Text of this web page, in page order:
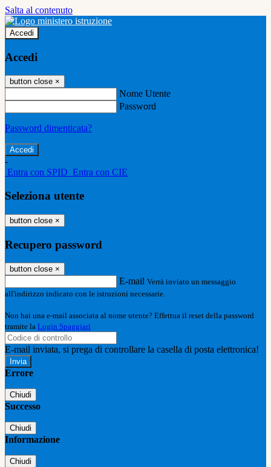
Salta al contenuto
Accedi
Accedi
button close ×
Nome Utente
Password
Password dimenticata?
-
Entra con SPID Entra con CIE
Seleziona utente
button close ×
Recupero password
button close ×
E-mail Verrà inviato un messaggio
all'indirizzo indicato con le istruzioni necessarie.
Non hai una e-mail associata al nome utente? Effettua il reset della password
tramite la Login Spaggiari
E-mail inviata, si prega di controllare la casella di posta elettronica!
Errore
Chiudi
Successo
Chiudi
Informazione
Chiudi